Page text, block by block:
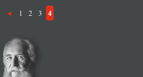
1 2 3 4